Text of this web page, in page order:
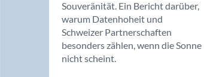
Souveränität. Ein Bericht darüber,
warum Datenhoheit und
Schweizer Partnerschaften
besonders zählen, wenn die Sonne
nicht scheint.